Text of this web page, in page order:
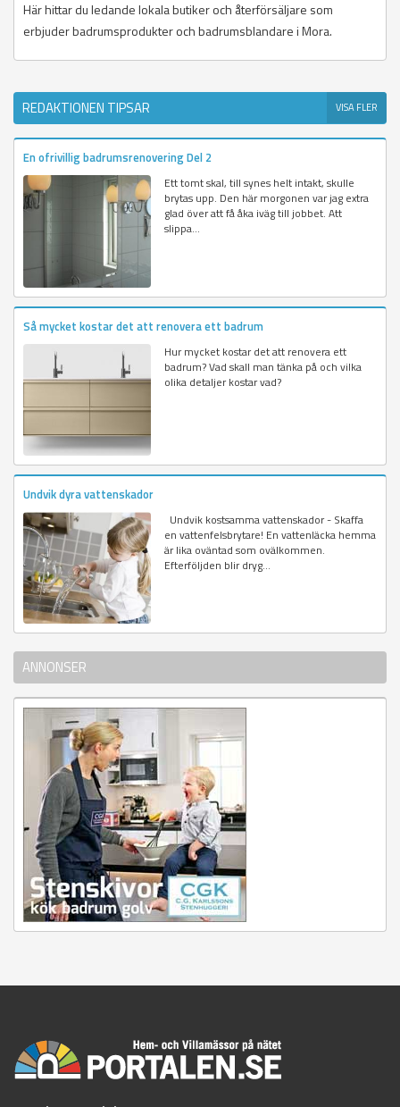
Här hittar du ledande lokala butiker och återförsäljare som
erbjuder badrumsprodukter och badrumsblandare i Mora.
REDAKTIONEN TIPSAR VISA FLER
En ofrivillig badrumsrenovering Del 2
Ett tomt skal, till synes helt intakt, skulle
brytas upp. Den här morgonen var jag extra
glad över att få åka iväg till jobbet. Att
slippa...
Så mycket kostar det att renovera ett badrum
Hur mycket kostar det att renovera ett
badrum? Vad skall man tänka på och vilka
olika detaljer kostar vad?
Undvik dyra vattenskador
Undvik kostsamma vattenskador - Skaffa
en vattenfelsbrytare! En vattenläcka hemma
är lika oväntad som ovälkommen.
Efterföljden blir dryg...
ANNONSER